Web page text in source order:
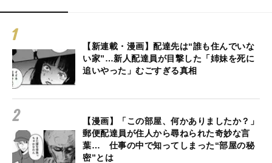
【新連載・漫画】配達先は“誰も住んでいな
い家”…新人配達員が目撃した「姉妹を死に
追いやった」むごすぎる真相
【漫画】「この部屋、何かありましたか？」
郵便配達員が住人から尋ねられた奇妙な言
葉… 仕事の中で知ってしまった“部屋の秘
密”とは